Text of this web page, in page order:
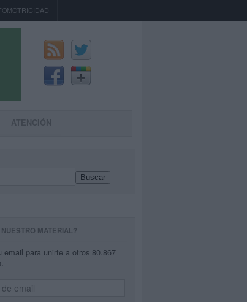
ATENCIÓN
Buscar
MATERIAL?
email para unirte a otros 80.867